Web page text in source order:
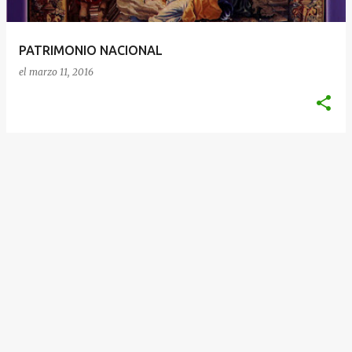
PATRIMONIO NACIONAL
el marzo 11, 2016